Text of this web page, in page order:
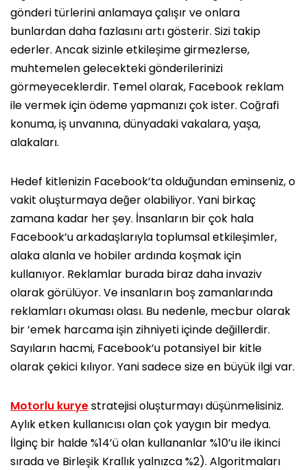
gönderi türlerini anlamaya çalışır ve onlara
bunlardan daha fazlasını artı gösterir. Sizi takip
ederler. Ancak sizinle etkileşime girmezlerse,
muhtemelen gelecekteki gönderilerinizi
görmeyeceklerdir. Temel olarak, Facebook reklam
ile vermek için ödeme yapmanızı çok ister. Coğrafi
konuma, iş unvanına, dünyadaki vakalara, yaşa,
alakaları.
Hedef kitlenizin Facebook’ta olduğundan eminseniz, o
vakit oluşturmaya değer olabiliyor. Yani birkaç
zamana kadar her şey. İnsanların bir çok hala
Facebook’u arkadaşlarıyla toplumsal etkileşimler,
alaka alanla ve hobiler ardında koşmak için
kullanıyor. Reklamlar burada biraz daha invaziv
olarak görülüyor. Ve insanların boş zamanlarında
reklamları okuması olası. Bu nedenle, mecbur olarak
bir ’emek harcama işin zihniyeti içinde değillerdir.
Sayıların hacmi, Facebook’u potansiyel bir kitle
olarak çekici kılıyor. Yani sadece size en büyük ilgi var.
Motorlu kuryestratejisi oluşturmayı düşünmelisiniz.
Aylık etken kullanıcısı olan çok yaygın bir medya.
İlginç bir halde %14’ü olan kullananlar %10’u ile ikinci
sırada ve Birleşik Krallık yalnızca %2). Algoritmaları